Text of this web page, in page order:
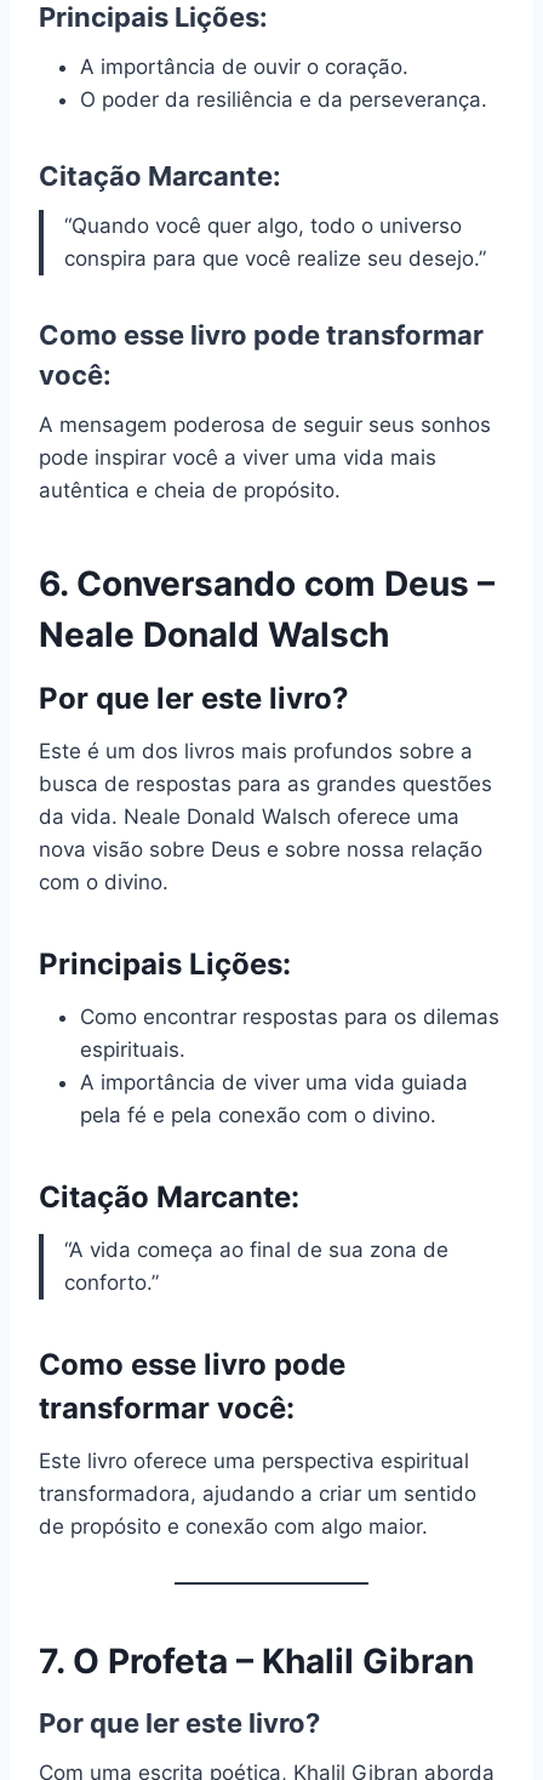
Principais Lições:
A importância de ouvir o coração.
O poder da resiliência e da perseverança.
Citação Marcante:
“Quando você quer algo, todo o universo
conspira para que você realize seu desejo.”
Como esse livro pode transformar
você:
A mensagem poderosa de seguir seus sonhos
pode inspirar você a viver uma vida mais
autêntica e cheia de propósito.
6. Conversando com Deus –
Neale Donald Walsch
Por que ler este livro?
Este é um dos livros mais profundos sobre a
busca de respostas para as grandes questões
da vida. Neale Donald Walsch oferece uma
nova visão sobre Deus e sobre nossa relação
com o divino.
Principais Lições:
Como encontrar respostas para os dilemas
espirituais.
A importância de viver uma vida guiada
pela fé e pela conexão com o divino.
Citação Marcante:
“A vida começa ao final de sua zona de
conforto.”
Como esse livro pode
transformar você:
Este livro oferece uma perspectiva espiritual
transformadora, ajudando a criar um sentido
de propósito e conexão com algo maior.
7. O Profeta – Khalil Gibran
Por que ler este livro?
Com uma escrita poética, Khalil Gibran aborda